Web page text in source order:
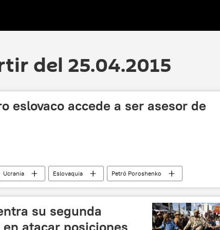
del 25.04.2015
eslovaco accede a ser asesor de
Ucrania Eslovaquia
Petró Poroshenko
su segunda